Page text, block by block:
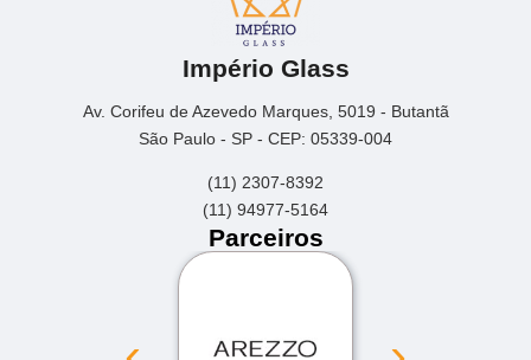
Império Glass
Av. Corifeu de Azevedo Marques, 5019 - Butantã
São Paulo - SP - CEP: 05339-004
(11) 2307-8392
(11) 94977-5164
Parceiros